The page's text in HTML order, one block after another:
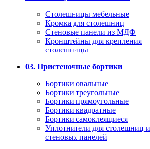
Столешницы мебельные
Кромка для столешниц
Стеновые панели из МДФ
Кронштейны для крепления
столешницы
03. Пристеночные бортики
Бортики овальные
Бортики треугольные
Бортики прямоугольные
Бортики квадратные
Бортики самоклеящиеся
Уплотнители для столешниц и
стеновых панелей